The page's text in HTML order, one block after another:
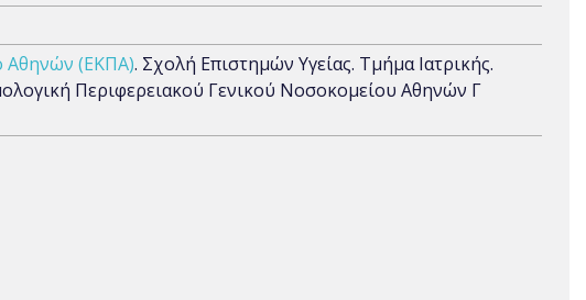
Αθηνών (ΕΚΠΑ). Σχολή Επιστημών Υγείας. Τμήμα Ιατρικής.
Περιφερειακού Γενικού Νοσοκομείου Αθηνών Γ